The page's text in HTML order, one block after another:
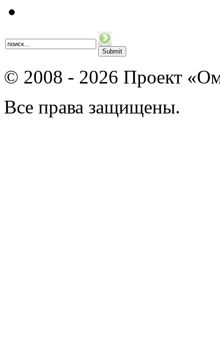
© 2008 - 2026 Проект
Все права защищены.